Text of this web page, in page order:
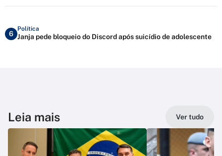
6
Política
Janja pede bloqueio do Discord após suicídio de adolescente
Leia mais Ver tudo